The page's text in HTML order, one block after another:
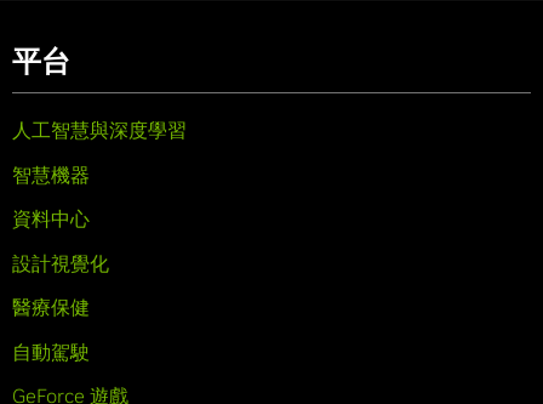
平台
人工智慧與深度學習
智慧機器
資料中心
設計視覺化
醫療保健
自動駕駛
GeForce 遊戲